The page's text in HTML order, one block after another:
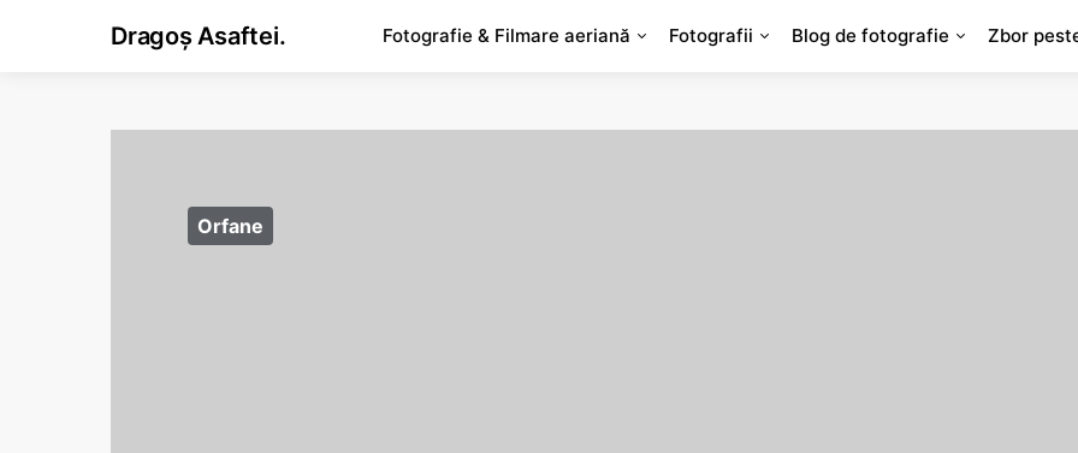
Dragoș Asaftei. Fotografie & Filmare aeriană Fotografii Blog de fotografie Zbor
Orfane